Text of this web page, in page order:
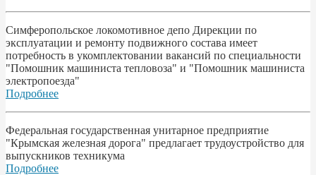
Симферопольское локомотивное депо Дирекции по
эксплуатации и ремонту подвижного состава имеет
потребность в укомплектовании вакансий по специальности
"Помошник машиниста тепловоза" и "Помошник машиниста
электропоезда"
Подробнее
Федеральная государственная унитарное предприятие
"Крымская железная дорога" предлагает трудоустройство для
выпускников техникума
Подробнее